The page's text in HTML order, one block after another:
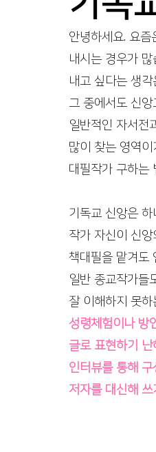
가이드북, 샘플북, 자료
출판 퍼스널브랜딩
수출바우처, 영문카탈로그
안녕하세요. 요
내시는 경우가
내고 싶다는 생
그 중에서도 신
일반적인 자서전
많이 찾는 영역
대필작가 구하는
기독교 신앙은
작가 자신이 신
책대필을 맡겨도
일반 종교작가들
잘 이해하지 못하
성령체험이나 방
글로 표현하기 난
인터뷰를 통해
저자를 대신해